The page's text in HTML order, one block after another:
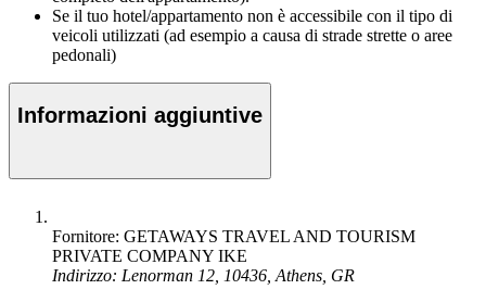
Se il tuo hotel/appartamento non è accessibile con il tipo di
veicoli utilizzati (ad esempio a causa di strade strette o aree
pedonali)
Informazioni aggiuntive
Fornitore: GETAWAYS TRAVEL AND TOURISM
PRIVATE COMPANY IKE
Indirizzo: Lenorman 12, 10436, Athens, GR